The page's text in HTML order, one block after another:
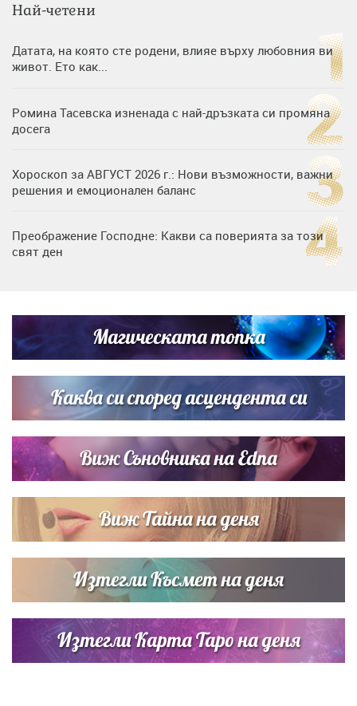
Най-четени
Датата, на която сте родени, влияе върху любовния ви
живот. Ето как...
Ромина Тасевска изненада с най-дръзката си промяна
досега
Хороскоп за АВГУСТ 2026 г.: Нови възможности, важни
решения и емоционален баланс
Преображение Господне: Какви са поверията за този
свят ден
си деца на семейна морска приказка
Звездна ваканция в Майорка: Дженифър Анистън,
Кортни Кокс и Джим Къртис заедно на яхта
Магическата топка
Каква си според асцендента си
Виж Съновника на Edna
Виж Тайна на деня
Изтегли Късмет на деня
Изтегли Карта Таро на деня